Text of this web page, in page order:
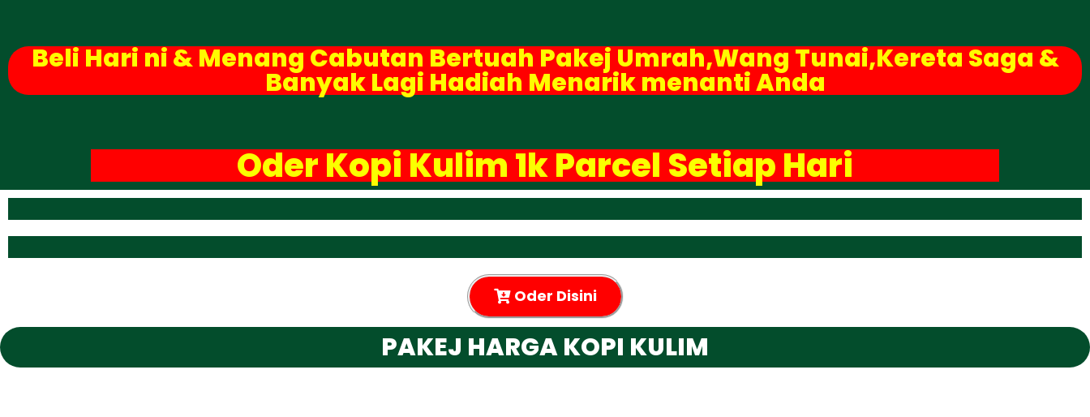
Beli Hari ni & Menang Cabutan Bertuah Pakej Umrah,Wang Tunai,Kereta Saga &
Banyak Lagi Hadiah Menarik menanti Anda
Oder Kopi Kulim 1k Parcel Setiap Hari
Oder Disini
PAKEJ HARGA KOPI KULIM